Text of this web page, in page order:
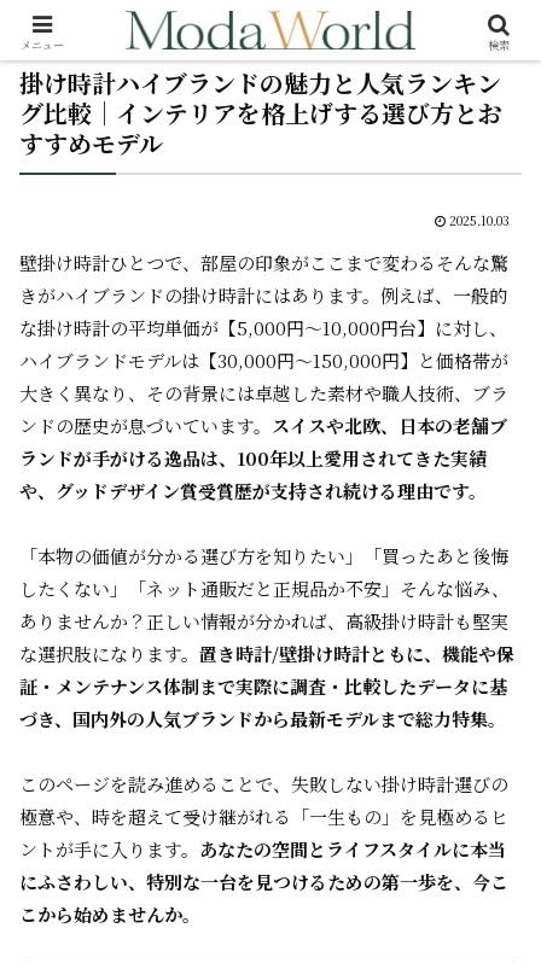
掛け時計ハイブランドの魅力と人気ランキン
グ比較｜インテリアを格上げする選び方とお
すすめモデル
2025.10.03
壁掛け時計ひとつで、部屋の印象がここまで変わる――そんな驚
きがハイブランドの掛け時計にはあります。例えば、一般的
な掛け時計の平均単価が【5,000円～10,000円台】に対し、
ハイブランドモデルは【30,000円～150,000円】と価格帯が
大きく異なり、その背景には卓越した素材や職人技術、ブラ
ンドの歴史が息づいています。 スイスや北欧、日本の老舗ブ
ランドが手がける逸品は、100年以上愛用されてきた実績
や、グッドデザイン賞受賞歴が支持され続ける理由です。
「本物の価値が分かる選び方を知りたい」「買ったあと後悔
したくない」「ネット通販だと正規品か不安」――そんな悩み、
ありませんか？正しい情報が分かれば、高級掛け時計も堅実
な選択肢になります。 置き時計/壁掛け時計ともに、機能や保
証・メンテナンス体制まで実際に調査・比較したデータに基
づき、国内外の人気ブランドから最新モデルまで総力特集。
このページを読み進めることで、失敗しない掛け時計選びの
極意や、時を超えて受け継がれる「一生もの」を見極めるヒ
ントが手に入ります。 あなたの空間とライフスタイルに本当
にふさわしい、特別な一台を見つけるための第一歩を、今こ
こから始めませんか。
メニュー 検索